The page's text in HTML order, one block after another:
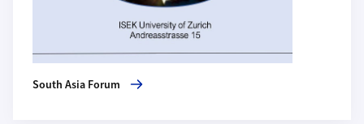
South Asia Forum